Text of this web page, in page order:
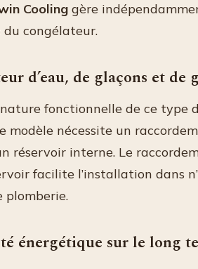
Cooling gère
du congélateur.
d’eau, de glaçons et de
fonctionnelle de ce type
modèle nécessite un
réservoir interne. Le
facilite l’installation dans
plomberie.
énergétique sur le long